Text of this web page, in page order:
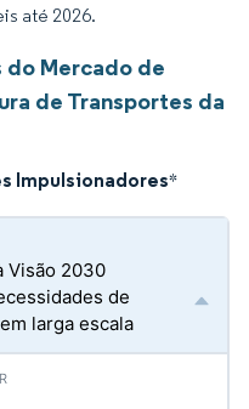
até 2026.
do Mercado de
de Transportes da
Impulsionadores*
Visão 2030
de
larga escala